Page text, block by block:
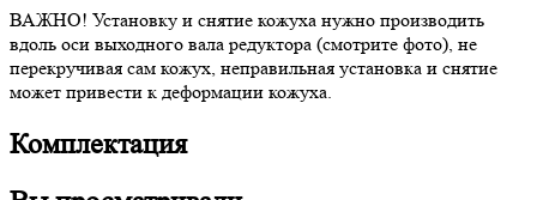
ВАЖНО! Установку и снятие кожуха нужно производить
вдоль оси выходного вала редуктора (смотрите фото), не
перекручивая сам кожух, неправильная установка и снятие
может привести к деформации кожуха.
Комплектация